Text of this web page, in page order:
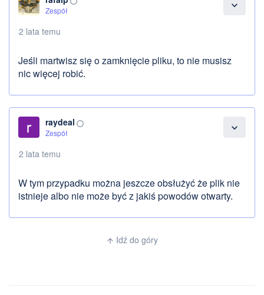
expand_more
Zespół
2 lata temu
Jeśli martwisz się o zamknięcie pliku, to nie musisz
nic więcej robić.
expand_more
raydeal panorama_fish_eye
Zespół
2 lata temu
W tym przypadku można jeszcze obsłużyć że plik nie
istnieje albo nie może być z jakiś powodów otwarty.
arrow_upward Idź do góry